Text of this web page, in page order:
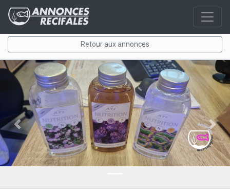
Retour aux annonces
Previous Next